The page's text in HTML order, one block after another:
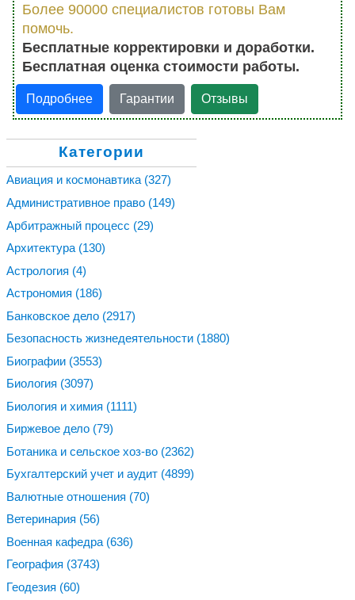
Более 90000 специалистов готовы Вам
помочь.
Бесплатные корректировки и доработки.
Бесплатная оценка стоимости работы.
Подробнее Гарантии Отзывы
Категории
Авиация и космонавтика (327)
Административное право (149)
Арбитражный процесс (29)
Архитектура (130)
Астрология (4)
Астрономия (186)
Банковское дело (2917)
Безопасность жизнедеятельности (1880)
Биографии (3553)
Биология (3097)
Биология и химия (1111)
Биржевое дело (79)
Ботаника и сельское хоз-во (2362)
Бухгалтерский учет и аудит (4899)
Валютные отношения (70)
Ветеринария (56)
Военная кафедра (636)
География (3743)
Геодезия (60)